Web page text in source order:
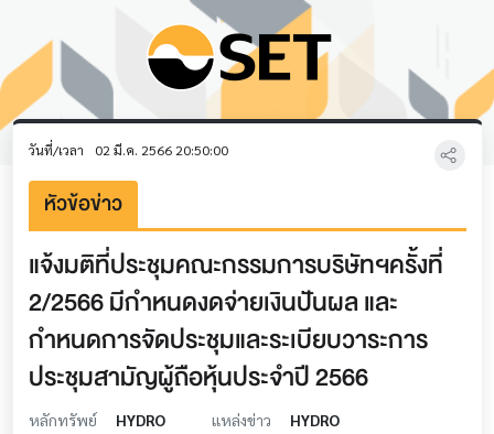
วันที่/เวลา 02 มี.ค. 2566 20:50:00
หัวข้อข่าว
แจ้งมติที่ประชุมคณะกรรมการบริษัทฯครั้งที่
2/2566 มีกำหนดงดจ่ายเงินปันผล และ
กำหนดการจัดประชุมและระเบียบวาระการ
ประชุมสามัญผู้ถือหุ้นประจำปี 2566
หลักทรัพย์ HYDRO แหล่งข่าว HYDRO